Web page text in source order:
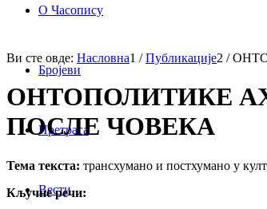
О Часопису
Бројеви
Претрага
Вести
Ви сте овде: Насловна1 / Публикације2 /
ОНТОПОЛИТИКЕ
ПОСЛЕ ЧОВЕКА
Тема текста: трансхумано и постхумано у
Кључне речи: